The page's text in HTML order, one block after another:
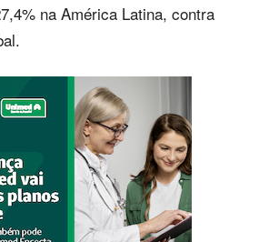
na América Latina, contra